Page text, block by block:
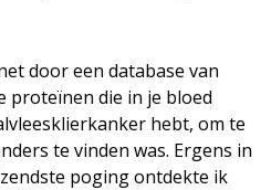
door een database van
proteïnen die in je bloed
hebt, om te
te vinden was. Ergens in
poging ontdekte ik